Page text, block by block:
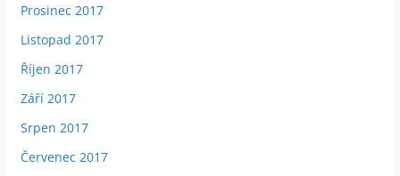
Prosinec 2017
Listopad 2017
Říjen 2017
Září 2017
Srpen 2017
Červenec 2017